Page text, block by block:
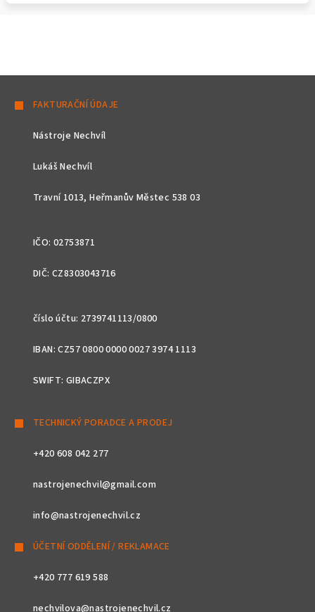
FAKTURAČNÍ ÚDAJE
Nástroje Nechvíl
Lukáš Nechvíl
Travní 1013, Heřmanův Městec 538 03
IČO: 02753871
DIČ: CZ8303043716
číslo účtu: 2739741113/0800
IBAN: CZ57 0800 0000 0027 3974 1113
SWIFT: GIBACZPX
TECHNICKÝ PORADCE A PRODEJ
+420 608 042 277
nastrojenechvil@gmail.com
info@nastrojenechvil.cz
ÚČETNÍ ODDĚLENÍ / REKLAMACE
+420 777 619 588
nechvilova@nastrojenechvil.cz